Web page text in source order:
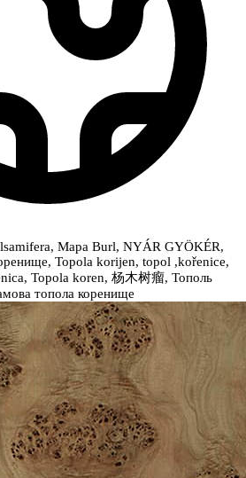
Mapa Burl, NYÁR GYÖKÉR,
Topola korijen, topol ,kořenice,
Topola koren, 杨木树瘤, Тополь
топола коренище